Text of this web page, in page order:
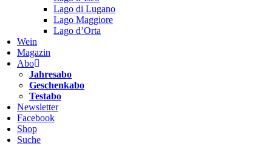
Lago di Lugano
Lago Maggiore
Lago d’Orta
Wein
Magazin
Abo
Jahresabo
Geschenkabo
Testabo
Newsletter
Facebook
Shop
Suche